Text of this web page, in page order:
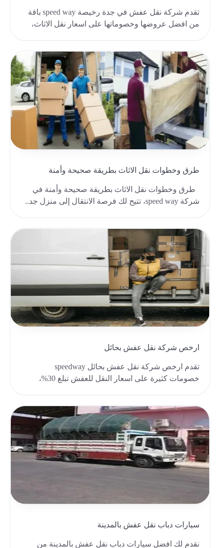
تقدم شركة نقل عفش في جدة رخيصة speed way باقة
من افضل عروضها وخصوماتها على اسعار نقل الاثاث،
طرق وخطوات نقل الاثاث بطريقة صحيحة وأمنة
طرق وخطوات نقل الاثاث بطريقة صحيحة وأمنة في
شركة speed way، تتيح لك فرصة الانتقال إلى منزل جد..
ارخص شركة نقل عفش بحائل
تقدم ارخص شركة نقل عفش بحائل speedway
خصومات كثيرة على اسعار النقل للعفش تبلغ 30%،
سيارات دباب نقل عفش بالمدينة
نقدم لك افضل سيارات دباب نقل عفش بالمدينة من